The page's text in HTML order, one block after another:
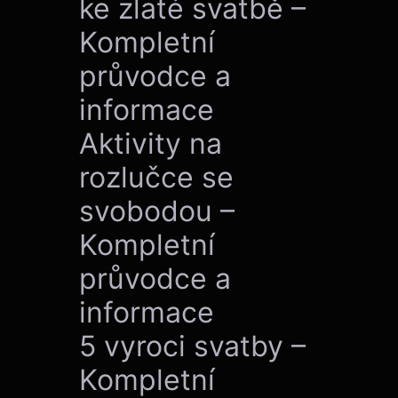
ke zlaté svatbě –
Kompletní
průvodce a
informace
Aktivity na
rozlučce se
svobodou –
Kompletní
průvodce a
informace
5 vyroci svatby –
Kompletní